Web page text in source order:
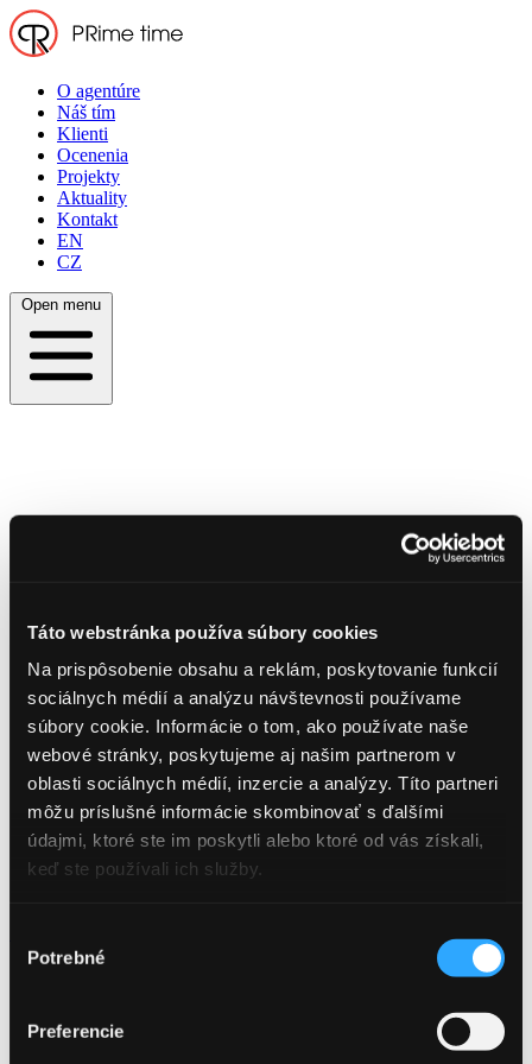
Táto webstránka používa súbory cookies
Na prispôsobenie obsahu a reklám, poskytovanie funkcií
sociálnych médií a analýzu návštevnosti používame
súbory cookie. Informácie o tom, ako používate naše
webové stránky, poskytujeme aj našim partnerom v
oblasti sociálnych médií, inzercie a analýzy. Títo partneri
môžu príslušné informácie skombinovať s ďalšími
údajmi, ktoré ste im poskytli alebo ktoré od vás získali,
keď ste používali ich služby.
súhlasu
Potrebné
Preferencie
O agentúre
Náš tím
Klienti
Ocenenia
Projekty
Aktuality
Kontakt
EN
CZ
Open menu
sezónu 2020 s piešťanskými